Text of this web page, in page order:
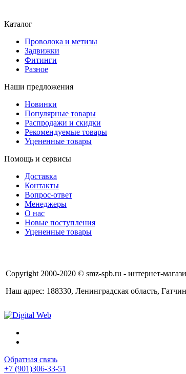
Каталог
Проволока и метизы
Задвижки
Фитинги
Разное
Наши предложения
Новинки
Популярные товары
Распродажи и скидки
Рекомендуемые товары
Уцененные товары
Помощь и сервисы
Доставка
Контакты
Вопрос-ответ
Менеджеры
О нас
Новые поступления
Уцененные товары
Copyright 2000-2020 © smz-spb.ru - интернет-
Наш адрес: 188330, Ленинградская область,
Обратная связь
+7 (901)306-33-51